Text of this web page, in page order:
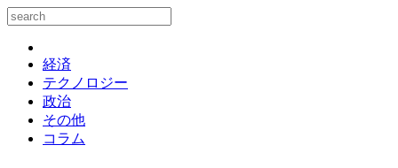
経済
テクノロジー
政治
その他
コラム